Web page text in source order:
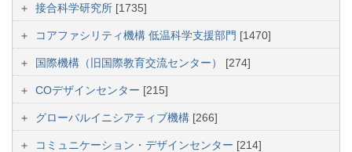
接合科学研究所 [1735]
コアファシリティ機構 低温科学支援部門 [1470]
国際機構（旧国際教育交流センター） [274]
COデザインセンター [215]
グローバルイニシアティブ機構 [266]
コミュニケーション・デザインセンター [214]